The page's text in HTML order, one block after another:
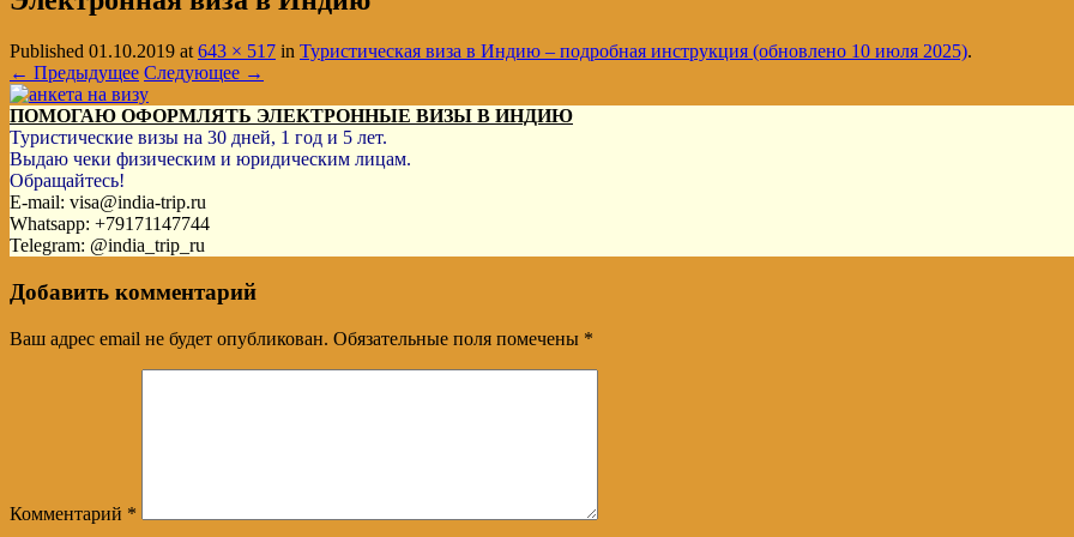
Published 01.10.2019 at 643 × 517 in Туристическая виза в Индию – подробная инструкция (обновлено 10 июля 2025).
← Предыдущее Следующее →
ПОМОГАЮ ОФОРМЛЯТЬ ЭЛЕКТРОННЫЕ ВИЗЫ В ИНДИЮ
Туристические визы на 30 дней, 1 год и 5 лет.
Выдаю чеки физическим и юридическим лицам.
Обращайтесь!
E-mail: visa@india-trip.ru
Whatsapp: +79171147744
Telegram: @india_trip_ru
Добавить комментарий
Ваш адрес email не будет опубликован. Обязательные поля помечены *
Комментарий *